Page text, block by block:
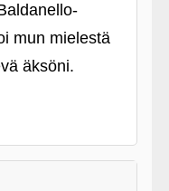
mun mielestä
äksöni.